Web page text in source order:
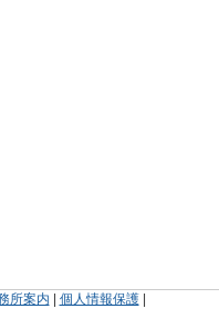
所案内 | 個人情報保護|